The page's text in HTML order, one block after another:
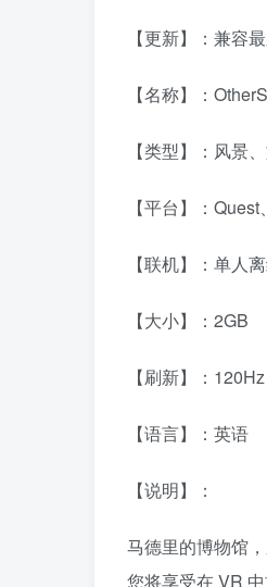
【更新】：兼容
【名称】：
【类型】：风景
【平台】：
【联机】：单人
【大小】：2GB
【刷新】：120Hz
【语言】：英语
【说明】：
马德里的博物馆
您将享受在 VR